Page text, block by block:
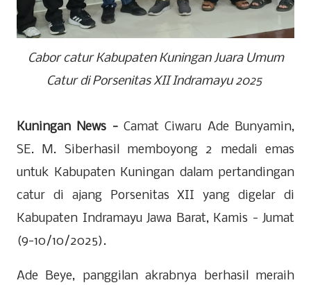
Cabor catur Kabupaten Kuningan Juara Umum
Catur di Porsenitas XII Indramayu 2025
Kuningan News - Camat Ciwaru Ade Bunyamin,
SE. M. Siberhasil memboyong 2 medali emas
untuk Kabupaten Kuningan dalam pertandingan
catur di ajang Porsenitas XII yang digelar di
Kabupaten Indramayu Jawa Barat, Kamis - Jumat
(9-10/10/2025).
Ade Beye, panggilan akrabnya berhasil meraih